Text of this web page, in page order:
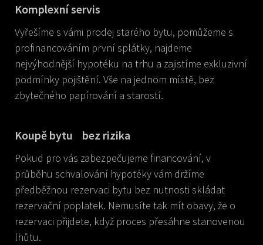
Komplexní servis
Vyřešíme s vámi prodej starého bytu, pomůžeme s
profinancováním první splátky, najdeme
nejvýhodnější hypotéku na trhu a zajistíme exkluzivní
podmínky pojištění. Vše na jednom místě, bez
zbytečného papírování a starostí.
Koupě bytu bez rizika
Pokud pro vás zabezpečujeme financování, v
průběhu schvalování hypotéky vám držíme
předběžnou rezervaci bytu bez nutnosti skládat
rezervační poplatek. Nemusíte tak mít obavy, že o
rezervaci přijdete, když proces přesáhne stanovenou
lhůtu.